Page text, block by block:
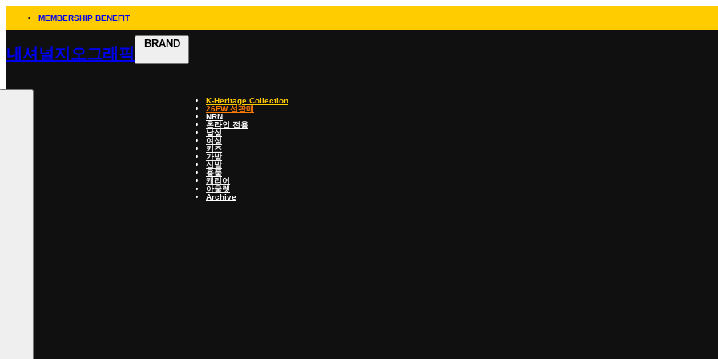
MEMBERSHIP BENEFIT
내셔널지오그래픽
BRAND
K-Heritage Collection
26FW 선판매
NRN
온라인 전용
남성
여성
키즈
가방
신발
용품
캐리어
아울렛
Archive